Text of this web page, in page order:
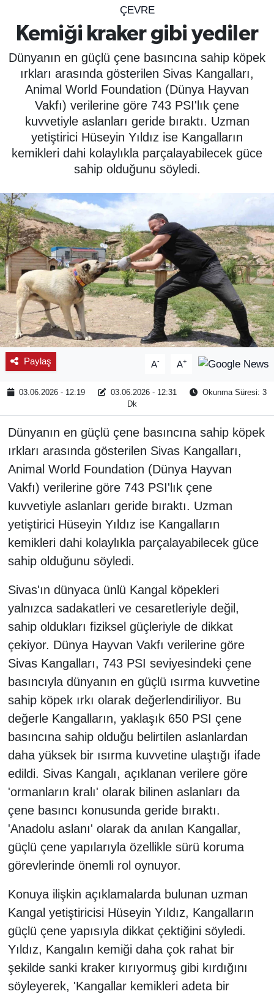
ÇEVRE
Kemiği kraker gibi yediler
Dünyanın en güçlü çene basıncına sahip köpek
ırkları arasında gösterilen Sivas Kangalları,
Animal World Foundation (Dünya Hayvan
Vakfı) verilerine göre 743 PSI'lık çene
kuvvetiyle aslanları geride bıraktı. Uzman
yetiştirici Hüseyin Yıldız ise Kangalların
kemikleri dahi kolaylıkla parçalayabilecek güce
sahip olduğunu söyledi.
Paylaş A- A+
03.06.2026 - 12:19 03.06.2026 - 12:31
Okunma Süresi: 3
Dk
Dünyanın en güçlü çene basıncına sahip köpek
ırkları arasında gösterilen Sivas Kangalları,
Animal World Foundation (Dünya Hayvan
Vakfı) verilerine göre 743 PSI'lık çene
kuvvetiyle aslanları geride bıraktı. Uzman
yetiştirici Hüseyin Yıldız ise Kangalların
kemikleri dahi kolaylıkla parçalayabilecek güce
sahip olduğunu söyledi.
Sivas'ın dünyaca ünlü Kangal köpekleri
yalnızca sadakatleri ve cesaretleriyle değil,
sahip oldukları fiziksel güçleriyle de dikkat
çekiyor. Dünya Hayvan Vakfı verilerine göre
Sivas Kangalları, 743 PSI seviyesindeki çene
basıncıyla dünyanın en güçlü ısırma kuvvetine
sahip köpek ırkı olarak değerlendiriliyor. Bu
değerle Kangalların, yaklaşık 650 PSI çene
basıncına sahip olduğu belirtilen aslanlardan
daha yüksek bir ısırma kuvvetine ulaştığı ifade
edildi. Sivas Kangalı, açıklanan verilere göre
'ormanların kralı' olarak bilinen aslanları da
çene basıncı konusunda geride bıraktı.
'Anadolu aslanı' olarak da anılan Kangallar,
güçlü çene yapılarıyla özellikle sürü koruma
görevlerinde önemli rol oynuyor.
Konuya ilişkin açıklamalarda bulunan uzman
Kangal yetiştiricisi Hüseyin Yıldız, Kangalların
güçlü çene yapısıyla dikkat çektiğini söyledi.
Yıldız, Kangalın kemiği daha çok rahat bir
şekilde sanki kraker kırıyormuş gibi kırdığını
söyleyerek, 'Kangallar kemikleri adeta bir
SPOR
ÇEVRE
YAŞAM
BİLİM - TEKNOLOJİ
KADIN
KÜLTÜR SANAT
MAGAZİN